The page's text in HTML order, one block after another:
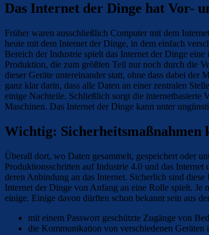
Das Internet der Dinge hat Vor-
Früher waren ausschließlich Computer mit dem
heute mit dem Internet der Dinge, in dem einfach
Bereich der Industrie spielt das Internet der Dinge
Produktion, die zum größten Teil nur noch durch die
dieser Geräte untereinander statt, ohne dass dabei
ganz klar darin, dass alle Daten an einer zentralen
einige Nachteile. Schließlich sorgt die internetbasierte
Maschinen. Das Internet der Dinge kann unter
Wichtig: Sicherheitsmaßnahmen
Überall dort, wo Daten gesammelt, gespeichert oder
Produktionsschritten auf Industrie 4.0 und das
deren Anbindung an das Internet. Sicherlich sind
Internet der Dinge von Anfang an eine Rolle spielt. Je
einige. Einige davon dürften schon bekannt sein aus
mit einem Passwort geschützte Zugänge von
die Kommunikation von verschiedenen